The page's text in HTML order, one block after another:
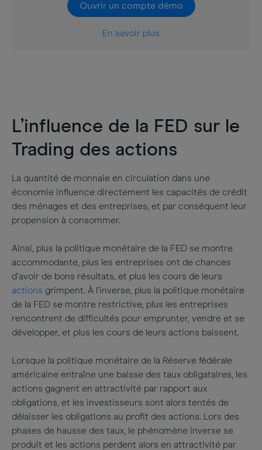
Ouvrir un compte démo
En savoir plus
L’influence de la FED sur le
Trading des actions
La quantité de monnaie en circulation dans une
économie influence directement les capacités de crédit
des ménages et des entreprises, et par conséquent leur
propension à consommer.
Ainsi, plus la politique monétaire de la FED se montre
accommodante, plus les entreprises ont de chances
d’avoir de bons résultats, et plus les cours de leurs
actions grimpent. À l’inverse, plus la politique monétaire
de la FED se montre restrictive, plus les entreprises
rencontrent de difficultés pour emprunter, vendre et se
développer, et plus les cours de leurs actions baissent.
Lorsque la politique monétaire de la Réserve fédérale
américaine entraîne une baisse des taux obligataires, les
actions gagnent en attractivité par rapport aux
obligations, et les investisseurs sont alors tentés de
délaisser les obligations au profit des actions. Lors des
phases de hausse des taux, le phénomène inverse se
produit et les actions perdent alors en attractivité par